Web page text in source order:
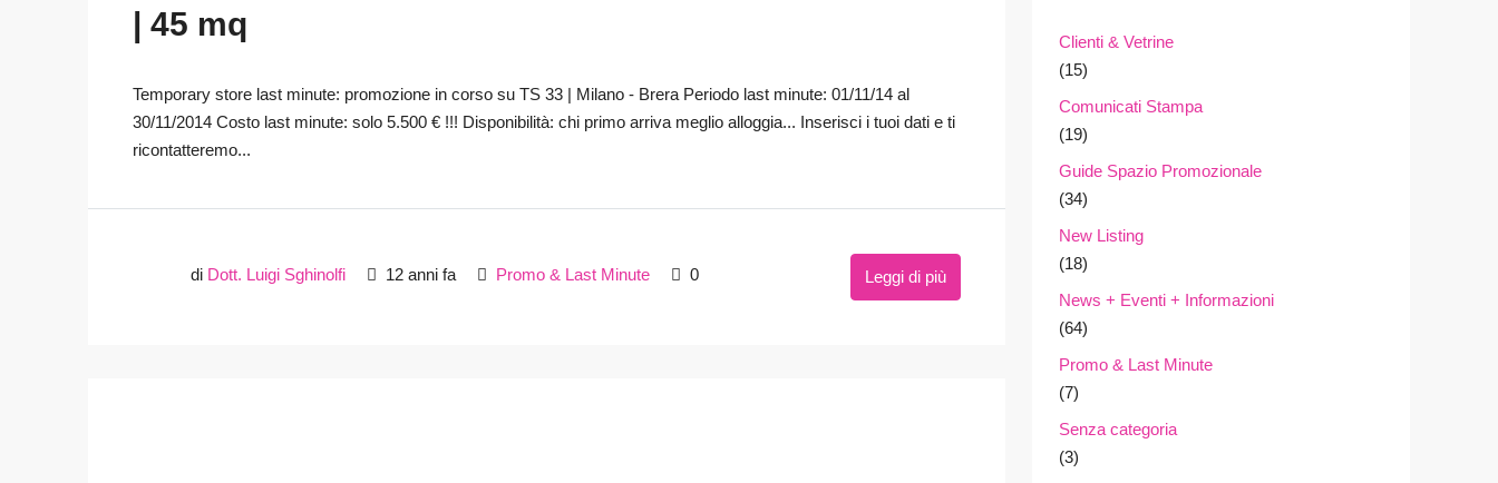
| 45 mq
Temporary store last minute: promozione in corso su TS 33 | Milano - Brera Periodo last minute: 01/11/14 al
30/11/2014 Costo last minute: solo 5.500 € !!! Disponibilità: chi primo arriva meglio alloggia... Inserisci i tuoi dati e ti
ricontatteremo...
di Dott. Luigi Sghinolfi 12 anni fa Promo & Last Minute 0 Leggi di più
Clienti & Vetrine
(15)
Comunicati Stampa
(19)
Guide Spazio Promozionale
(34)
New Listing
(18)
News + Eventi + Informazioni
(64)
Promo & Last Minute
(7)
Senza categoria
(3)